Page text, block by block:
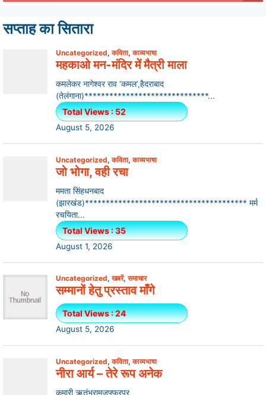
सप्ताह का सितारा